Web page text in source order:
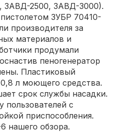
ЗАВД-2500, ЗАВД-3000).
ЗУБР 70410-
производителя за
материалов и
продумали
пеногенератор
Пластиковый
л моющего средства.
срок службы насадки.
пользователей с
приспособления.
нашего обзора.